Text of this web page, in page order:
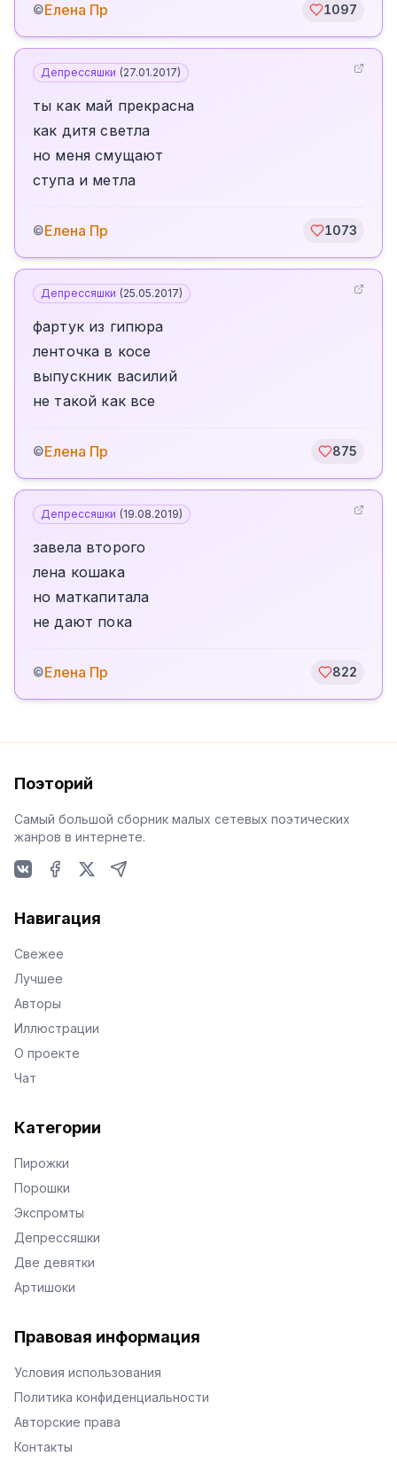
©Елена Пр 1097
Депрессяшки (27.01.2017)
ты как май прекрасна
как дитя светла
но меня смущают
ступа и метла
©Елена Пр 1073
Депрессяшки (25.05.2017)
фартук из гипюра
ленточка в косе
выпускник василий
не такой как все
©Елена Пр 875
Депрессяшки (19.08.2019)
завела второго
лена кошака
но маткапитала
не дают пока
©Елена Пр 822
Поэторий
Самый большой сборник малых сетевых поэтических
жанров в интернете.
Навигация
Свежее
Лучшее
Авторы
Иллюстрации
О проекте
Чат
Категории
Пирожки
Порошки
Экспромты
Депрессяшки
Две девятки
Артишоки
Правовая информация
Условия использования
Политика конфиденциальности
Авторские права
Контакты